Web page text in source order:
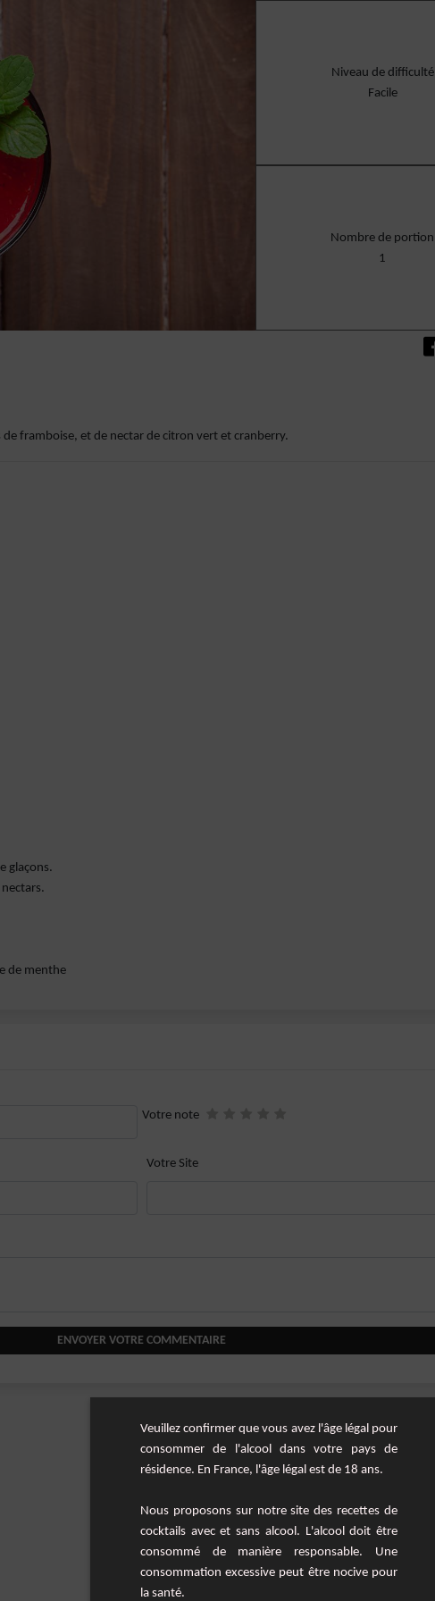
Niveau de difficulté
Facile
Nombre de portion
1
framboise, et de nectar de citron vert et cranberry.
glaçons.
de menthe
Votre note
Votre Site
ENVOYER VOTRE COMMENTAIRE
Veuillez confirmer que vous avez l'âge légal pour
consommer de l'alcool dans votre pays de
résidence. En France, l'âge légal est de 18 ans.
Nous proposons sur notre site des recettes de
cocktails avec et sans alcool. L'alcool doit être
consommé de manière responsable. Une
consommation excessive peut être nocive pour
la santé.